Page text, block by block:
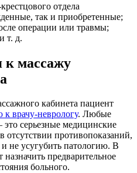
отдела
так и приобретенные;
операции или травмы;
т. д.
к массажу
кабинета пациент
к врачу-неврологу. Любые
это серьезные медицинские
противопоказаний,
не усугубить патологию. В
предварительное
больного.